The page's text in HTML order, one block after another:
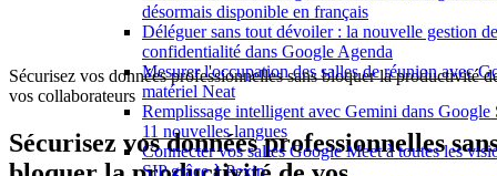
désormais disponible en français
Déléguer sans tout dévoiler : la nouvelle gestion
confidentialité dans Google Agenda
Mesurer l'occupation des salles de réunion avec
matériel Neat
Remplissage intelligent avec Gemini dans Google
11 nouvelles langues
Connecter vos salles Google Meet à toutes les
SIP grâce à Pexip
Sécurisez vos données professionnelles sans bloquer la productivité
vos collaborateurs
Sécurisez vos données professionnelles